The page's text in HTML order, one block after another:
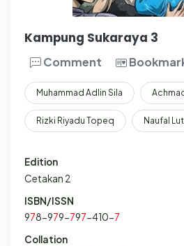
Kampung Sukaraya 3
Comment
Muhammad Adlin Sila
Rizki Riyadu Topeq Naufal
Edition
Cetakan 2
ISBN/ISSN
978-979-797-410-7
Collation